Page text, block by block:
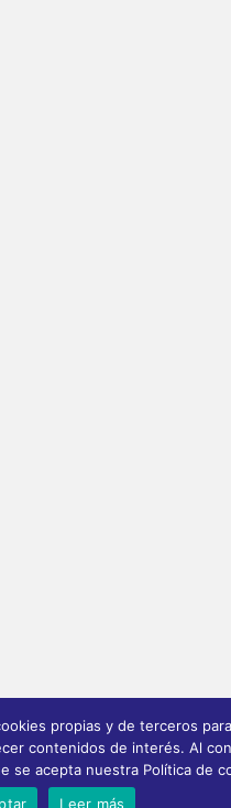
propias y de terceros
contenidos de interés. Al
se acepta nuestra Política de
Leer más